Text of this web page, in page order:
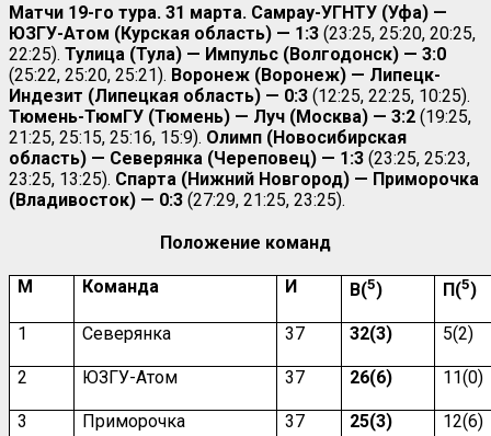
Матчи 19-го тура. 31 марта. Самрау-УГНТУ (Уфа) —
ЮЗГУ-Атом (Курская область) — 1:3 (23:25, 25:20, 20:25,
22:25). Тулица (Тула) — Импульс (Волгодонск) — 3:0
(25:22, 25:20, 25:21). Воронеж (Воронеж) — Липецк-
Индезит (Липецкая область) — 0:3 (12:25, 22:25, 10:25).
Тюмень-ТюмГУ (Тюмень) — Луч (Москва) — 3:2 (19:25,
21:25, 25:15, 25:16, 15:9). Олимп (Новосибирская
область) — Северянка (Череповец) — 1:3 (23:25, 25:23,
23:25, 13:25). Спарта (Нижний Новгород) — Приморочка
(Владивосток) — 0:3 (27:29, 21:25, 23:25).
Положение команд
М Команда И В(5) П(5)
1 Северянка 37 32(3) 5(2)
2 ЮЗГУ-Атом 37 26(6) 11(0)
3 Приморочка 37 25(3) 12(6)